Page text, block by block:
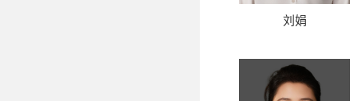
刘娟